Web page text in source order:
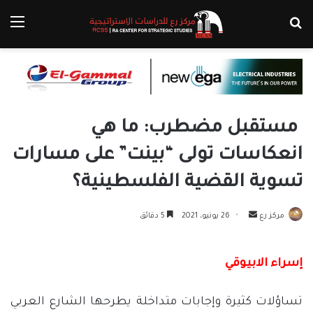
مستقبل مضطرب: ما هي
انعكاسات تولى “بينت” على مسارات
تسوية القضية الفلسطينية؟
مركز رع
أرسل 26 يونيو، 2021
إسراء الابيوقي
تساؤلات كثيرة وإجابات متداخلة يطرحها الشارع العربي